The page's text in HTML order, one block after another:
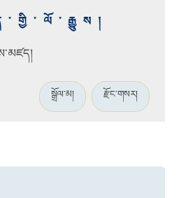
སྒྲོལ་མ། རྫོང་གསར།